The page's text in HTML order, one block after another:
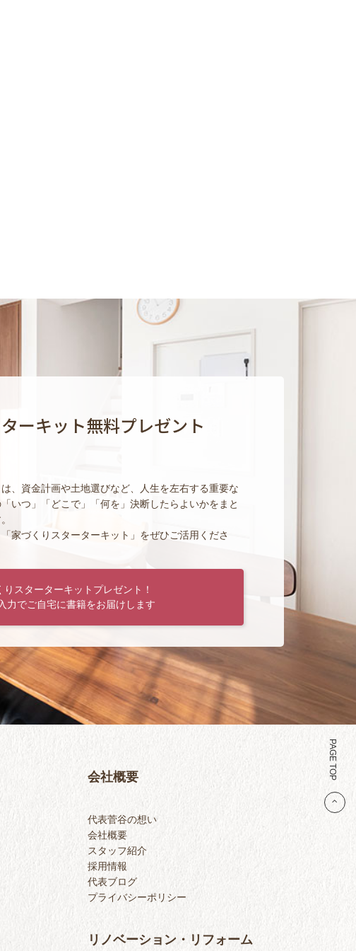
ーキット無料プレゼント
、資金計画や土地選びなど、人生を左右する重要な
いつ」「どこで」「何を」決断したらよいかをまと
家づくりスターターキット」をぜひご活用くださ
りスターターキットプレゼント！
力でご自宅に書籍をお届けします
PAGE TOP
会社概要
代表菅谷の想い
会社概要
スタッフ紹介
採用情報
代表ブログ
プライバシーポリシー
リノベーション・リフォーム